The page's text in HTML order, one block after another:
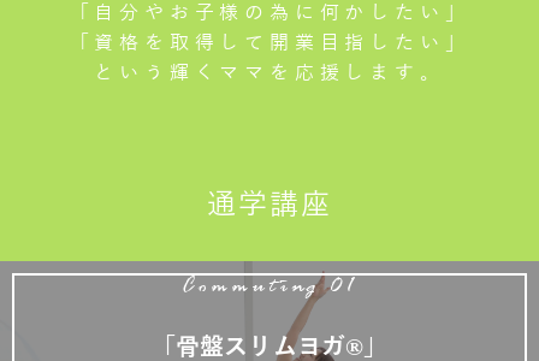
「自分やお子様の為に何かしたい」
「資格を取得して開業目指したい」
という輝くママを応援します。
通学講座
Commuting 01
「骨盤スリムヨガ®」